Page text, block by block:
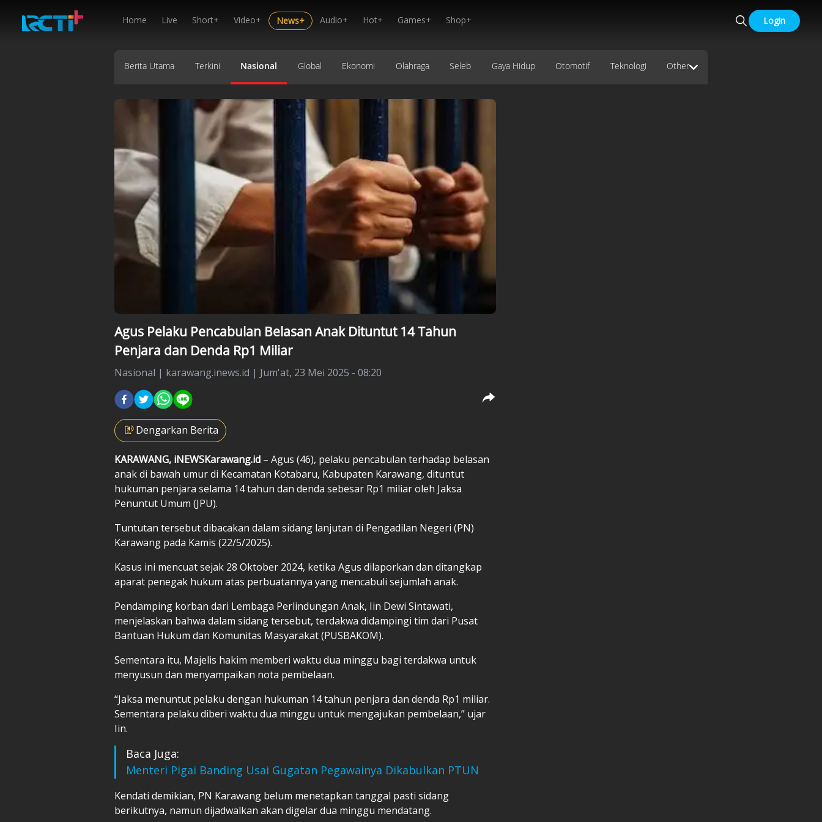
Home Live Short+ Video+ News+ Audio+ Hot+ Games+ Shop+ Login
Berita Utama Terkini Nasional Global Ekonomi Olahraga Seleb Gaya Hidup Otomotif Teknologi Other
Agus Pelaku Pencabulan Belasan Anak Dituntut 14 Tahun
Penjara dan Denda Rp1 Miliar
Nasional | karawang.inews.id | Jum'at, 23 Mei 2025 - 08:20
Dengarkan Berita
KARAWANG, iNEWSKarawang.id – Agus (46), pelaku pencabulan terhadap belasan
anak di bawah umur di Kecamatan Kotabaru, Kabupaten Karawang, dituntut
hukuman penjara selama 14 tahun dan denda sebesar Rp1 miliar oleh Jaksa
Penuntut Umum (JPU).
Tuntutan tersebut dibacakan dalam sidang lanjutan di Pengadilan Negeri (PN)
Karawang pada Kamis (22/5/2025).
Kasus ini mencuat sejak 28 Oktober 2024, ketika Agus dilaporkan dan ditangkap
aparat penegak hukum atas perbuatannya yang mencabuli sejumlah anak.
Pendamping korban dari Lembaga Perlindungan Anak, Iin Dewi Sintawati,
menjelaskan bahwa dalam sidang tersebut, terdakwa didampingi tim dari Pusat
Bantuan Hukum dan Komunitas Masyarakat (PUSBAKOM).
Sementara itu, Majelis hakim memberi waktu dua minggu bagi terdakwa untuk
menyusun dan menyampaikan nota pembelaan.
“Jaksa menuntut pelaku dengan hukuman 14 tahun penjara dan denda Rp1 miliar.
Sementara pelaku diberi waktu dua minggu untuk mengajukan pembelaan,” ujar
Iin.
Baca Juga:
Menteri Pigai Banding Usai Gugatan Pegawainya Dikabulkan PTUN
Kendati demikian, PN Karawang belum menetapkan tanggal pasti sidang
berikutnya, namun dijadwalkan akan digelar dua minggu mendatang.